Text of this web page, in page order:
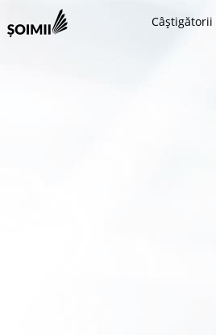
Câștigătorii